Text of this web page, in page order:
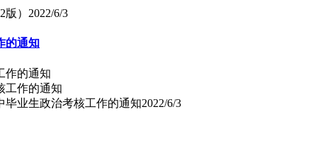
） 2022/6/3
的通知
作的通知
毕业生政治考核工作的通知2022/6/3